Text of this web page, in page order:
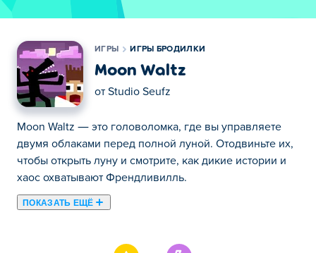
ИГРЫ ИГРЫ БРОДИЛКИ
Moon Waltz
от Studio Seufz
Moon Waltz — это головоломка, где вы управляете
двумя облаками перед полной луной. Отодвиньте их,
чтобы открыть луну и смотрите, как дикие истории и
хаос охватывают Френдливилль.
ПОКАЗАТЬ ЕЩЁ